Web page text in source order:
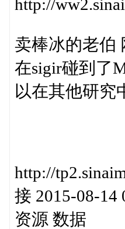
http://
卖棒冰的老伯
在sigir碰到了
以在其他研究
http://
接 2015-08-14
资源 数据